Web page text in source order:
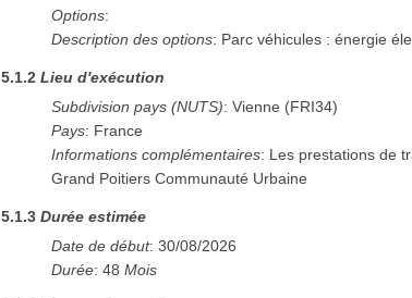
Options:
Description des options: Parc véhicules : énergie
5.1.2Lieu d'exécution
Subdivision pays (NUTS):Vienne (FRI34)
Pays: France
Informations complémentaires: Les prestations de
Grand Poitiers Communauté Urbaine
5.1.3Durée estimée
Date de début:30/08/2026
Durée:48 Mois